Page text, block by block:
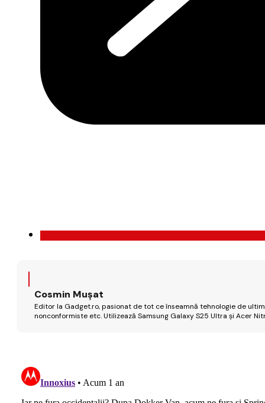
Cosmin Mușat
Editor la Gadget.ro, pasionat de tot ce înseamnă tehnologie de
nonconformiste etc. Utilizează Samsung Galaxy S25 Ultra și Acer